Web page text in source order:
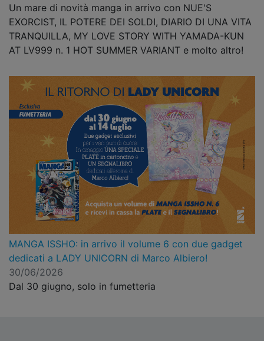
Un mare di novità manga in arrivo con NUE'S
EXORCIST, IL POTERE DEI SOLDI, DIARIO DI UNA VITA
TRANQUILLA, MY LOVE STORY WITH YAMADA-KUN
AT LV999 n. 1 HOT SUMMER VARIANT e molto altro!
MANGA ISSHO: in arrivo il volume 6 con due gadget
dedicati a LADY UNICORN di Marco Albiero!
30/06/2026
Dal 30 giugno, solo in fumetteria